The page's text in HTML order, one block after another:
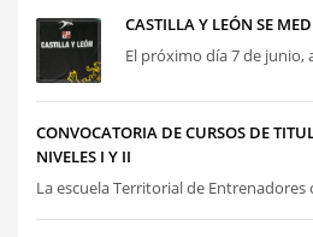
CASTILLA Y LEÓN SE
El próximo día 7 de junio,
CONVOCATORIA DE CURSOS DE
NIVELES I Y II
La escuela Territorial de Entrenadores